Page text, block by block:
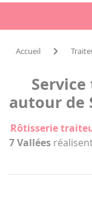
Accueil
autour de
Rôtisserie
7 Vallées